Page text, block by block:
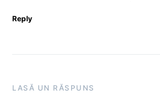
Reply
LASĂ UN RĂSPUNS